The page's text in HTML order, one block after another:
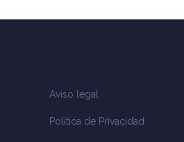
Aviso legal
Política de Privacidad